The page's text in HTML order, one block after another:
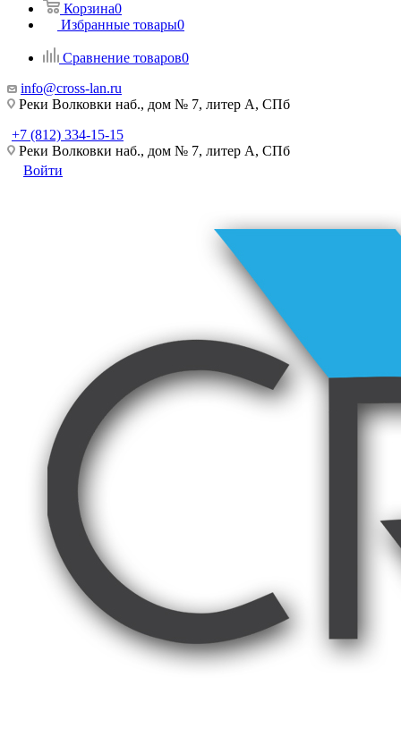
Корзина0
Избранные товары0
Сравнение товаров0
info@cross-lan.ru
Реки Волковки наб., дом № 7, литер А, СПб
+7 (812) 334-15-15
Реки Волковки наб., дом № 7, литер А, СПб
Войти